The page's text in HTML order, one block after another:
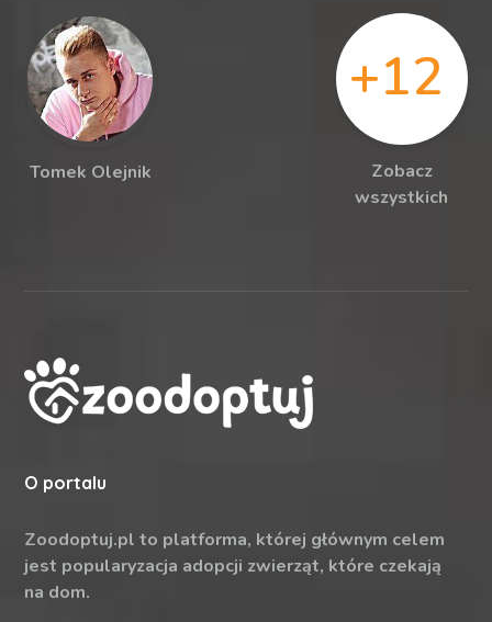
Tomek Olejnik
+12
Zobacz
wszystkich
O portalu
Zoodoptuj.pl to platforma, której głównym celem
jest popularyzacja adopcji zwierząt, które czekają
na dom.